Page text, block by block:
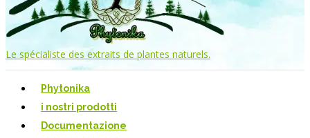
Le spécialiste des extraits de plantes naturels.
Phytonika
i nostri prodotti
Documentazione